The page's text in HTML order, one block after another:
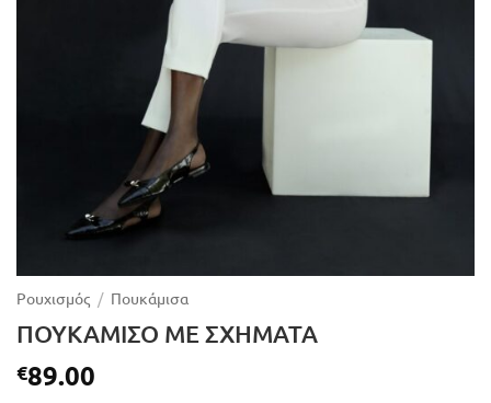
Ρουχισμός / Πουκάμισα
ΠΟΥΚΑΜΙΣΟ ΜΕ ΣΧΗΜΑΤΑ
€89.00